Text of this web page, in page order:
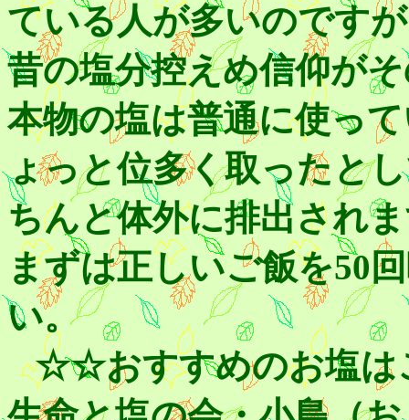
ている人が多いのです
昔の塩分控えめ信仰が
本物の塩は普通に使っ
ょっと位多く取ったと
ちんと体外に排出され
まずは正しいご飯を50
い。
☆☆おすすめのお塩